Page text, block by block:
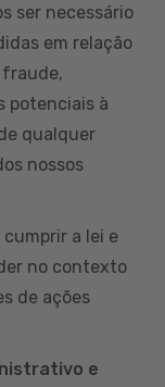
ser necessário
em relação
fraude,
potenciais à
qualquer
nossos
cumprir a lei e
no contexto
de ações
e